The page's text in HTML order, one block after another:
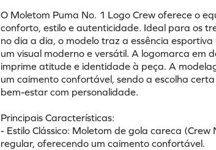
O Moletom Puma No. 1 Logo Crew oferece o
conforto, estilo e autenticidade. Ideal para os
no dia a dia, o modelo traz a essência
um visual moderno e versátil. A logomarca em
imprime atitude e identidade à peça. A
um caimento confortável, sendo a escolha
bem-estar com personalidade.
Principais Características:
- Estilo Clássico: Moletom de gola careca (Crew
regular, oferecendo um caimento confortável.